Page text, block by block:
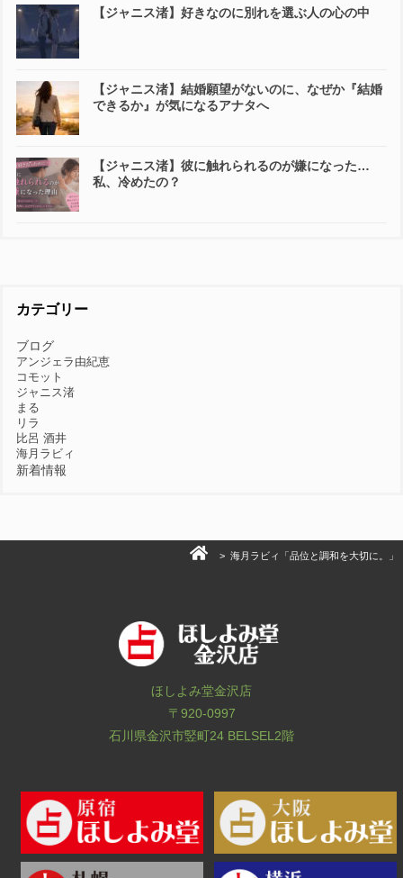
【ジャニス渚】好きなのに別れを選ぶ人の心の中
【ジャニス渚】結婚願望がないのに、なぜか『結婚
できるか』が気になるアナタへ
【ジャニス渚】彼に触れられるのが嫌になった…
私、冷めたの？
カテゴリー
ブログ
アンジェラ由紀恵
コモット
ジャニス渚
まる
リラ
比呂 酒井
海月ラビィ
新着情報
> 海月ラビィ「品位と調和を大切に。」
ほしよみ堂金沢店
〒920-0997
石川県金沢市竪町24 BELSEL2階